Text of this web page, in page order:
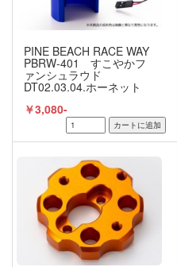
PINE BEACH RACE WAY
PBRW-401 すこやかフ
ァンシュラウド
DT02.03.04.ホーネット
EVO 380モーター用
￥3,080-